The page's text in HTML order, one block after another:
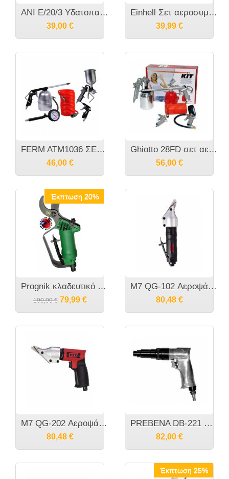
ANI E/20/3 Υδατοπαγίδα
39,00 €
Einhell Σετ αεροσυμπιεστή μαζί με σπιράλ λάστιχο 5μ.
39,99 €
FERM ATM1036 ΣΕΤ ΕΡΓΑΛΕΙΩΝ ΑΕΡΑ, 5ΤΜΧ
46,00 €
Ghiotto 28FD σετ αεροσυμπίεσης 5 τεμαχίων
56,00 €
Έκπτωση 20%
Prognik κλαδευτικό αέρος
100,00 € 79,99 €
M7 QG-102 Αεροψάλιδο ίσιο
80,48 €
M7 QG-202 Αεροψάλιδο πιστολέ
80,48 €
PREBENA DB-221 RL Κατσαβίδι αέρος διπλής ρυθμίσεως
82,00 €
Έκπτωση 25%